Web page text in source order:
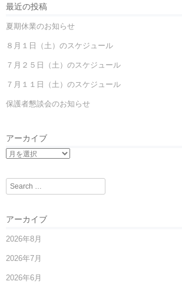
最近の投稿
夏期休業のお知らせ
８月１日（土）のスケジュール
７月２５日（土）のスケジュール
７月１１日（土）のスケジュール
保護者懇談会のお知らせ
アーカイブ
Search
アーカイブ
2026年8月
2026年7月
2026年6月